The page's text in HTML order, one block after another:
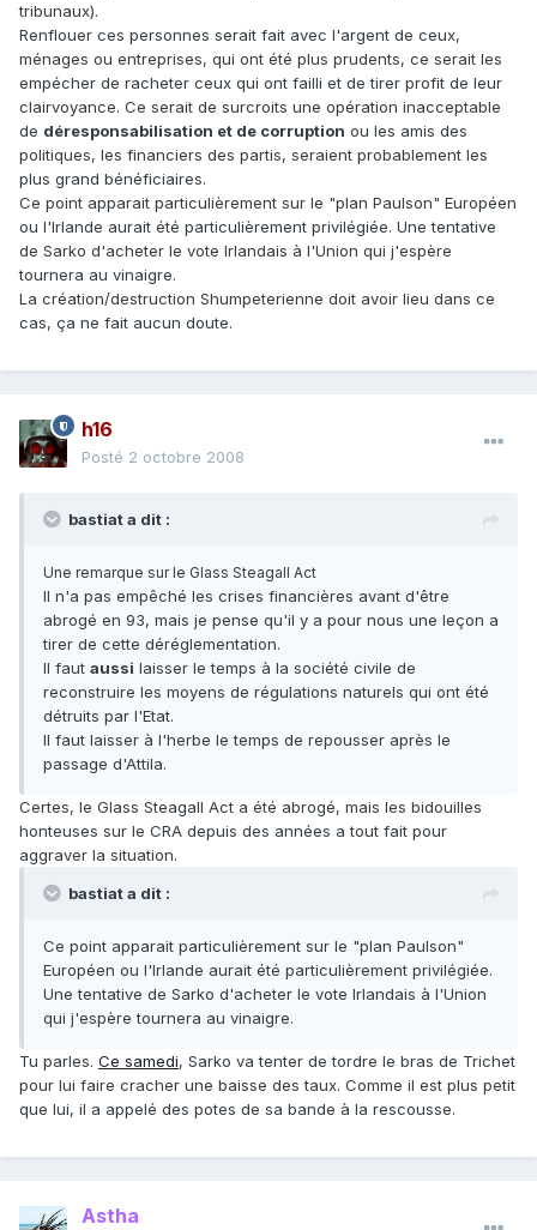
tribunaux).
Renflouer ces personnes serait fait avec l'argent de ceux,
ménages ou entreprises, qui ont été plus prudents, ce serait les
empécher de racheter ceux qui ont failli et de tirer profit de leur
clairvoyance. Ce serait de surcroits une opération inacceptable
de déresponsabilisation et de corruption ou les amis des
politiques, les financiers des partis, seraient probablement les
plus grand bénéficiaires.
Ce point apparait particulièrement sur le "plan Paulson" Européen
ou l'Irlande aurait été particulièrement privilégiée. Une tentative
de Sarko d'acheter le vote Irlandais à l'Union qui j'espère
tournera au vinaigre.
La création/destruction Shumpeterienne doit avoir lieu dans ce
cas, ça ne fait aucun doute.
h16
Posté 2 octobre 2008
bastiat a dit :
Une remarque sur le Glass Steagall Act
Il n'a pas empêché les crises financières avant d'être
abrogé en 93, mais je pense qu'il y a pour nous une leçon a
tirer de cette déréglementation.
Il faut aussi laisser le temps à la société civile de
reconstruire les moyens de régulations naturels qui ont été
détruits par l'Etat.
Il faut laisser à l'herbe le temps de repousser après le
passage d'Attila.
Certes, le Glass Steagall Act a été abrogé, mais les bidouilles
honteuses sur le CRA depuis des années a tout fait pour
aggraver la situation.
bastiat a dit :
Ce point apparait particulièrement sur le "plan Paulson"
Européen ou l'Irlande aurait été particulièrement privilégiée.
Une tentative de Sarko d'acheter le vote Irlandais à l'Union
qui j'espère tournera au vinaigre.
Tu parles. Ce samedi, Sarko va tenter de tordre le bras de Trichet
pour lui faire cracher une baisse des taux. Comme il est plus petit
que lui, il a appelé des potes de sa bande à la rescousse.
Astha